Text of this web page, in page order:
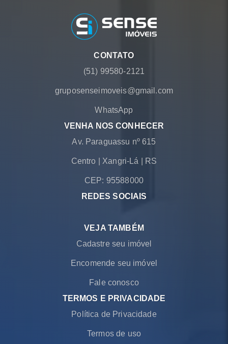
CONTATO
(51) 99580-2121
gruposenseimoveis@gmail.com
WhatsApp
VENHA NOS CONHECER
Av. Paraguassu nº 615
Centro Xangri-Lá RS
CEP: 95588000
REDES SOCIAIS
VEJA TAMBÉM
Cadastre seu imóvel
Encomende seu imóvel
Fale conosco
TERMOS E PRIVACIDADE
Política de Privacidade
Termos de uso